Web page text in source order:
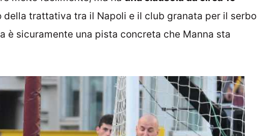
della trattativa tra il Napoli e il club granata per il serbo
è sicuramente una pista concreta che Manna sta